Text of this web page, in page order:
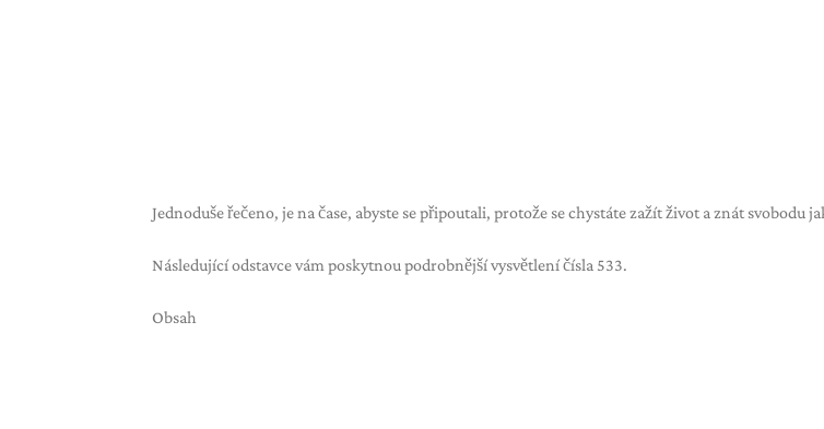
Jednoduše řečeno, je na čase, abyste se připoutali, protože se chystáte zažít život a znát svobodu
Následující odstavce vám poskytnou podrobnější vysvětlení čísla 533.
Obsah